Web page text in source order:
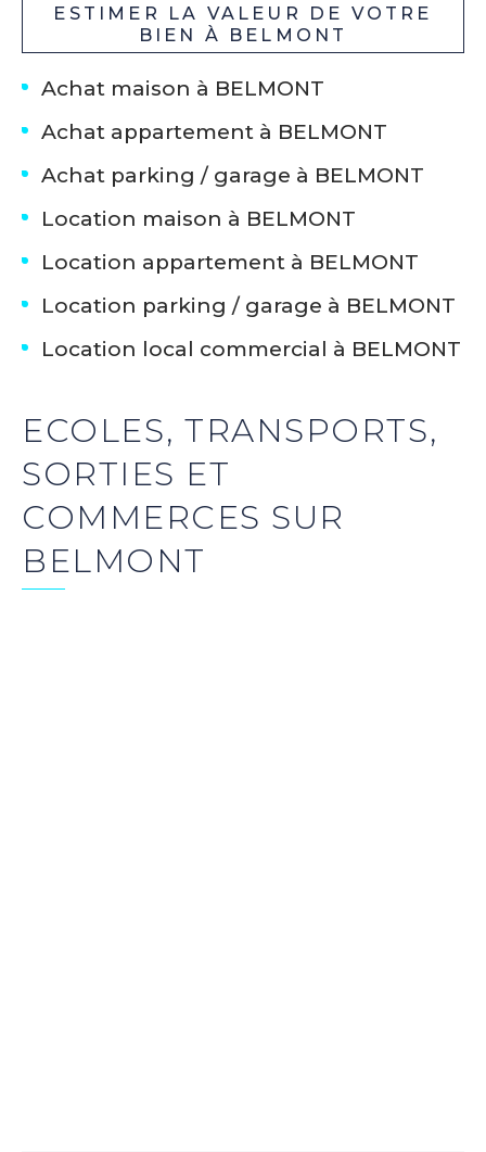
ESTIMER LA VALEUR DE VOTRE
BIEN À BELMONT
Achat maison à BELMONT
Achat appartement à BELMONT
Achat parking / garage à BELMONT
Location maison à BELMONT
Location appartement à BELMONT
Location parking / garage à BELMONT
Location local commercial à BELMONT
ECOLES, TRANSPORTS,
SORTIES ET
COMMERCES SUR
BELMONT